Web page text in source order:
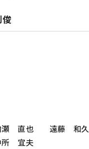
直也 遠藤 和久
宜夫